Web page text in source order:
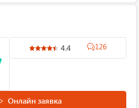
4.4 126
Онлайн заявка